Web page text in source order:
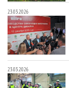
23.03.2026
23.03.2026